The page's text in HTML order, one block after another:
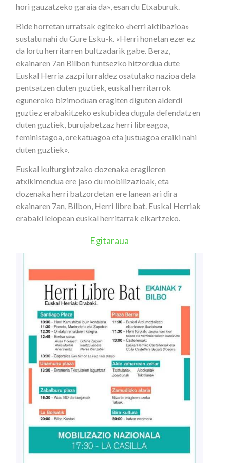
hori gauzatzeko garaia da», esan du Etxaburuk.
Bide horretan urratsak egiteko «herri aktibazioa»
sustatu nahi du Gure Esku-k. «Herri honetan ezer ez
da lortu herritarren bultzadarik gabe. Beraz,
ekainaren 7an Bilbon funtsezko hitzordua dute
Euskal Herria zazpi lurraldez osatutako nazioa dela
pentsatzen duten guztiek, euskal herritarrok
eguneroko bizimoduan eragiten diguten alderdi
guztiez erabakitzeko eskubidea dugula defendatzen
duten guztiek, burujabetzaz herri libreagoa,
feministagoa, orekatuagoa eta justuagoa eraiki nahi
duten guztiek».
Euskal kulturgintzako dozenaka eragileren
atxikimendua ere jaso du mobilizazioak, eta
dozenaka herri batzordetan ere lanean ari dira
ekainaren 7an, Bilbon, Herri libre bat. Euskal Herriak
erabaki lelopean euskal herritarrak elkartzeko.
Egitaraua